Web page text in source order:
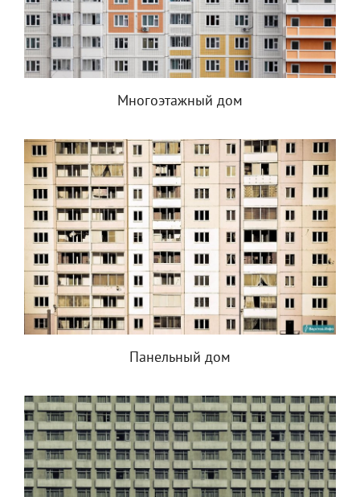
Многоэтажный дом
Панельный дом